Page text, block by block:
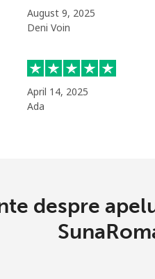
August 9, 2025
Deni Voin
April 14, 2025
Ada
despre